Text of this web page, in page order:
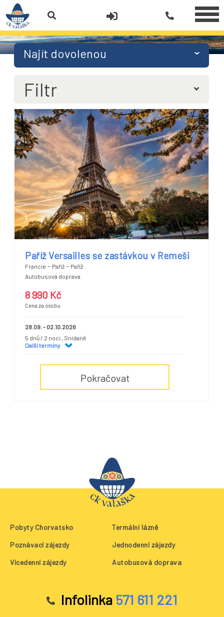
Najít dovolenou
Filtr
Paříž Versailles se zastávkou v Remeši
Francie - Paříž - Paříž
Autobusová doprava
8 990 Kč
Cena za osobu
28.09. - 02.10.2026
5 dnů / 2 noci , Snídaně
Další termíny
Pokračovat
Pobyty Chorvatsko Termální lázně
Poznávací zájezdy Jednodenní zájezdy
Vícedenní zájezdy Autobusová doprava
Infolinka 571 611 221